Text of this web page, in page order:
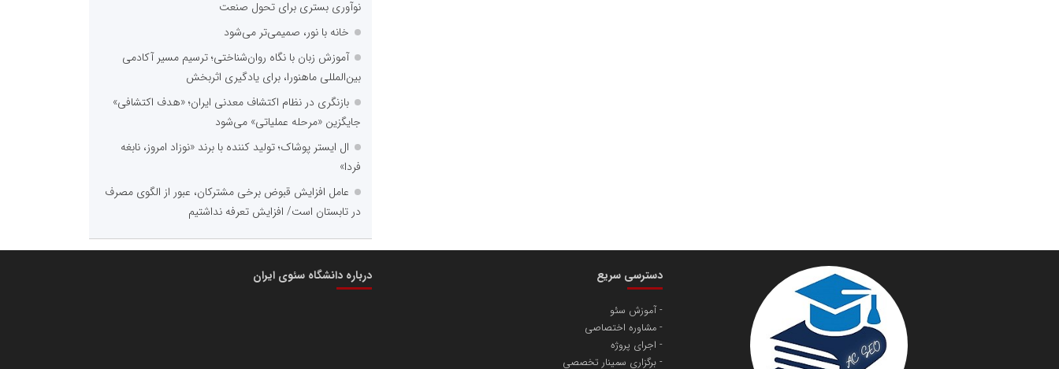
پایگاه خبری گفتمان یزد آهن و فولاد غدیر ایرانیان
فولاد در کشور
نوآوری بستری برای تحول صنعت
خانه با نور، صمیمی‌تر می‌شود
آموزش زبان با نگاه روان‌شناختی؛ ترسیم مسیر آکادمی
بین‌المللی ماهنورا، برای یادگیری اثربخش
بازنگری در نظام اکتشاف معدنی ایران؛ «هدف اکتشافی»
جایگزین «مرحله عملیاتی» می‌شود
ال ایستر پوشاک؛ تولید کننده با برند «نوزاد امروز، نابغه
فردا»
عامل افزایش قبوض برخی مشترکان، عبور از الگوی مصرف
در تابستان است/ افزایش تعرفه نداشتیم
دسترسی سریع
آموزش سئو
مشاوره اختصاصی
اجرای پروژه
برگزاری سمینار تخصصی
درباره دانشگاه سئوی ایران